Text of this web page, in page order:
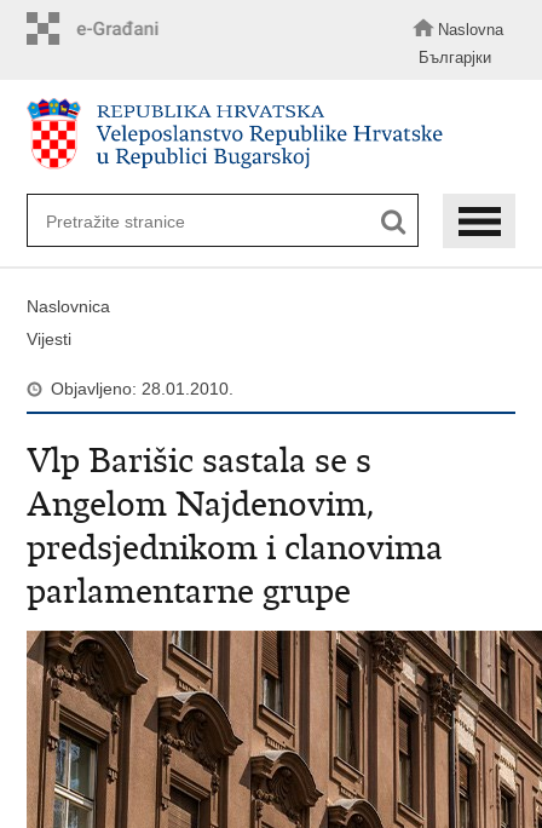
Naslovna
Българјки
Naslovnica
Vijesti
Objavljeno: 28.01.2010.
Vlp Barišic sastala se s
Angelom Najdenovim,
predsjednikom i clanovima
parlamentarne grupe